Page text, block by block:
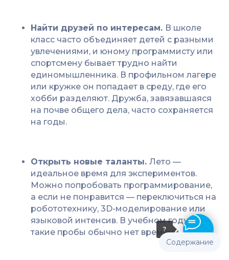
?
Найти друзей по интересам. В школе
класс часто объединяет детей с разными
увлечениями, и юному программисту или
спортсмену бывает трудно найти
единомышленника. В профильном лагере
или кружке он попадает в среду, где его
хобби разделяют. Дружба, завязавшаяся
на почве общего дела, часто сохраняется
на годы.
Открыть новые таланты. Лето —
идеальное время для экспериментов.
Можно попробовать программирование,
а если не понравится — переключиться на
робототехнику, 3D-моделирование или
языковой интенсив. В учебном году на
такие пробы обычно нет времени.
Содержание